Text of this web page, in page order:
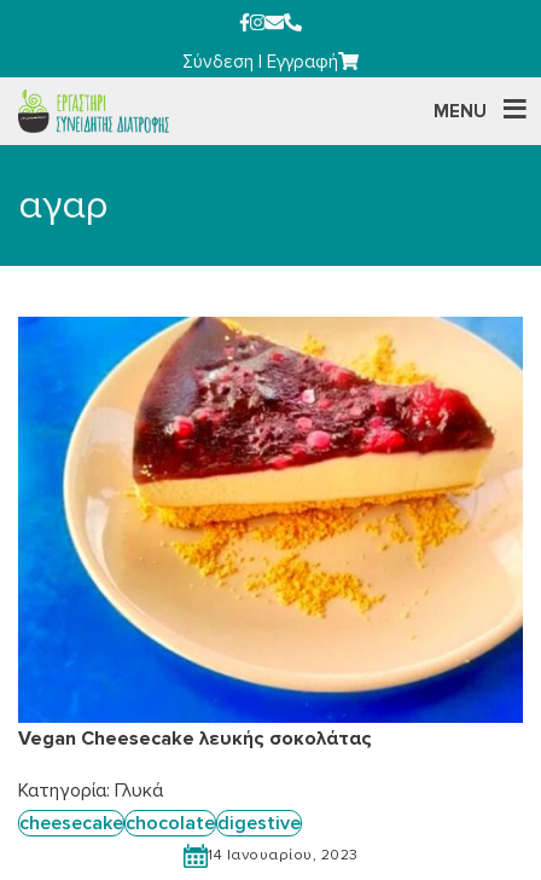
Σύνδεση |Εγγραφή
MENU
αγαρ
Vegan Cheesecake λευκής σοκολάτας
Κατηγορία: Γλυκά
cheesecakechocolatedigestive
14 Ιανουαρίου, 2023